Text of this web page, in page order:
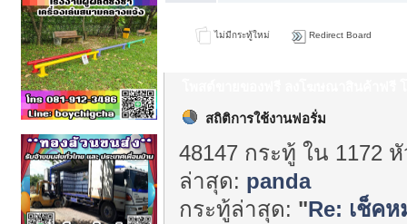
ไม่มีกระทู้ใหม่ Redirect Board
แหล่งรวมของสะสม มากมายให้เลือกซื้
สถิติการใช้งานฟอรั่ม
48147 กระทู้ ใน 1172
ล่าสุด: panda
กระทู้ล่าสุด: "Re: เช็ค